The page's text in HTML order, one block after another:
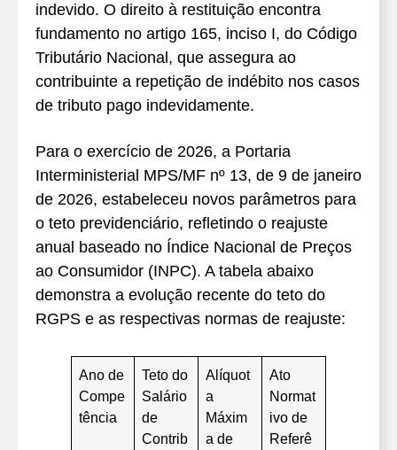
indevido. O direito à restituição encontra
fundamento no artigo 165, inciso I, do Código
Tributário Nacional, que assegura ao
contribuinte a repetição de indébito nos casos
de tributo pago indevidamente.
Para o exercício de 2026, a Portaria
Interministerial MPS/MF nº 13, de 9 de janeiro
de 2026, estabeleceu novos parâmetros para
o teto previdenciário, refletindo o reajuste
anual baseado no Índice Nacional de Preços
ao Consumidor (INPC). A tabela abaixo
demonstra a evolução recente do teto do
RGPS e as respectivas normas de reajuste:
Ano de
Compe
tência
Teto do
Salário
de
Contrib
Alíquot
a
Máxim
a de
Ato
Normat
ivo de
Referê